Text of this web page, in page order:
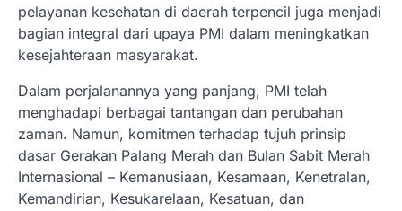
pelayanan kesehatan di daerah terpencil juga menjadi
bagian integral dari upaya PMI dalam meningkatkan
kesejahteraan masyarakat.
Dalam perjalanannya yang panjang, PMI telah
menghadapi berbagai tantangan dan perubahan
zaman. Namun, komitmen terhadap tujuh prinsip
dasar Gerakan Palang Merah dan Bulan Sabit Merah
Internasional – Kemanusiaan, Kesamaan, Kenetralan,
Kemandirian, Kesukarelaan, Kesatuan, dan